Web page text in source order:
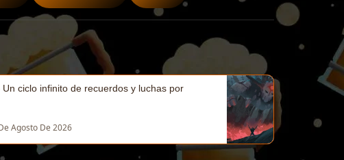
ciclo infinito de recuerdos y luchas por
Agosto De 2026